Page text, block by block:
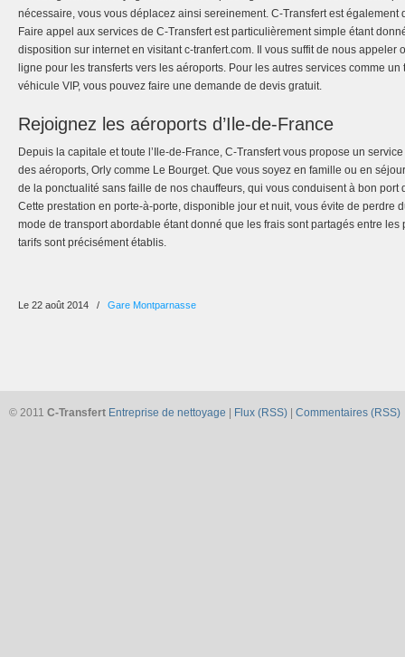
nécessaire, vous vous déplacez ainsi sereinement. C-Transfert est également
Faire appel aux services de C-Transfert est particulièrement simple étant
disposition sur internet en visitant c-tranfert.com. Il vous suffit de nous appeler
ligne pour les transferts vers les aéroports. Pour les autres services comme
véhicule VIP, vous pouvez faire une demande de devis gratuit.
Rejoignez les aéroports d’Ile-de-France
Depuis la capitale et toute l’Ile-de-France, C-Transfert vous propose un
des aéroports, Orly comme Le Bourget. Que vous soyez en famille ou en
de la ponctualité sans faille de nos chauffeurs, qui vous conduisent à bon port
Cette prestation en porte-à-porte, disponible jour et nuit, vous évite de perdre
mode de transport abordable étant donné que les frais sont partagés entre les
tarifs sont précisément établis.
Le 22 août 2014 / Gare Montparnasse
© 2011 C-Transfert Entreprise de nettoyage Flux (RSS) Commentaires (RSS)